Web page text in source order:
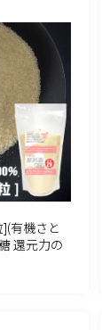
有機さと
還元力の